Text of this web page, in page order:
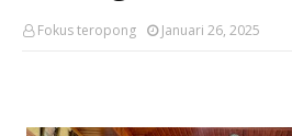
Fokus teropong Januari 26, 2025